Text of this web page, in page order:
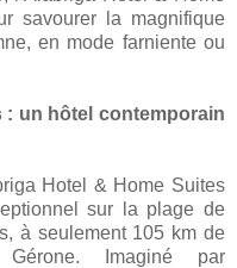
savourer la magnifique
en mode farniente ou
: un hôtel contemporain
Hotel & Home Suites
sur la plage de
à seulement 105 km de
Imaginé par